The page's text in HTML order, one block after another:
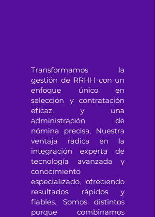
Transformamos la
gestión de RRHH con un
enfoque único en
selección y contratación
eficaz, y una
administración de
nómina precisa. Nuestra
ventaja radica en la
integración experta de
tecnología avanzada y
conocimiento
especializado, ofreciendo
resultados rápidos y
fiables. Somos distintos
porque combinamos